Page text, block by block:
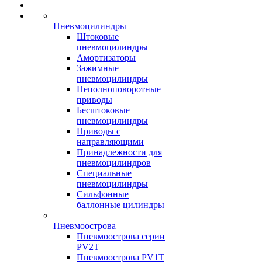
Пневмоцилиндры
Штоковые
пневмоцилиндры
Амортизаторы
Зажимные
пневмоцилиндры
Неполноповоротные
приводы
Бесштоковые
пневмоцилиндры
Приводы с
направляющими
Принадлежности для
пневмоцилиндров
Специальные
пневмоцилиндры
Сильфонные
баллонные цилиндры
Пневмоострова
Пневмоострова серии
PV2T
Пневмоострова PV1T